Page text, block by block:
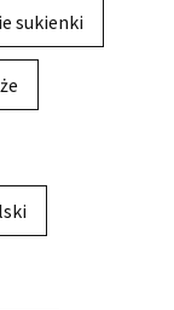
sukienki